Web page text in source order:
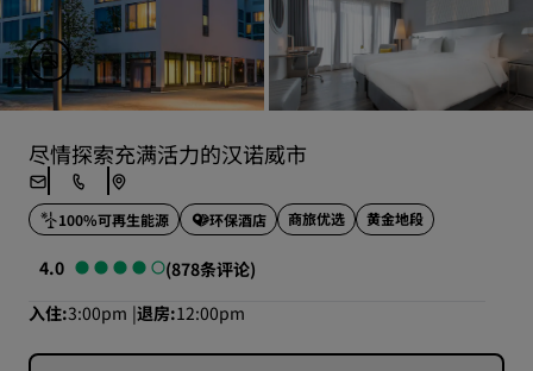
尽情探索充满活力的汉诺威市
100%可再生能源 环保酒店 商旅优选 黄金地段
4.0
(878条评论)
入住 3:00pm 退房 12:00pm